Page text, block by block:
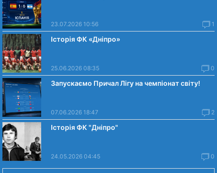
23.07.2026 10:56 1
Історія ФК «Дніпро»
25.06.2026 08:35 0
Запускаємо Причал Лігу на чемпіонат світу!
07.06.2026 18:47 2
Історія ФК "Дніпро"
24.05.2026 04:45 0